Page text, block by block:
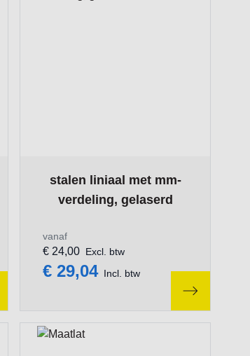
chosen on the product page
stalen liniaal met mm-
verdeling, gelaserd
The price depends on the options
vanaf
€ 29,04 Incl. btw
€ 24,00 Excl. btw